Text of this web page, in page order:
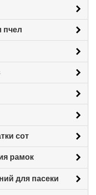
пчел
сот
рамок
для пасеки